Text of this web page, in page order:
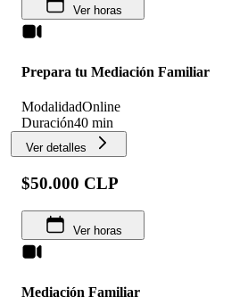
Ver horas
Prepara tu Mediación Familiar
ModalidadOnline
Duración40 min
Ver detalles
$50.000 CLP
Ver horas
Mediación Familiar